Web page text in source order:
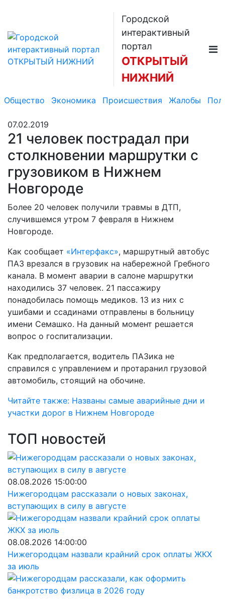
Городской
интерактивный
портал
ОТКРЫТЫЙ
НИЖНИЙ
Общество Экономика Происшествия Жалобы
07.02.2019
21 человек пострадал при
столкновении маршрутки с
грузовиком в Нижнем
Новгороде
Более 20 человек получили травмы в ДТП,
случившемся утром 7 февраля в Нижнем
Новгороде.
Как сообщает «Интерфакс», маршрутный автобус
ПАЗ врезался в грузовик на набережной Гребного
канала. В момент аварии в салоне маршрутки
находились 37 человек. 21 пассажиру
понадобилась помощь медиков. 13 из них с
ушибами и ссадинами отправлены в больницу
имени Семашко. На данный момент решается
вопрос о госпитализации.
Как предполагается, водитель ПАЗика не
справился с управлением и протаранил грузовой
автомобиль, стоящий на обочине.
Читайте также: Названы самые аварийные дни и
участки дорог в Нижнем Новгороде
ТОП новостей
08.08.2026 15:00:00
Нижегородцам рассказали о новых законах,
вступающих в силу в августе
08.08.2026 14:00:00
Нижегородцам назвали крайний срок оплаты ЖКХ
за июль